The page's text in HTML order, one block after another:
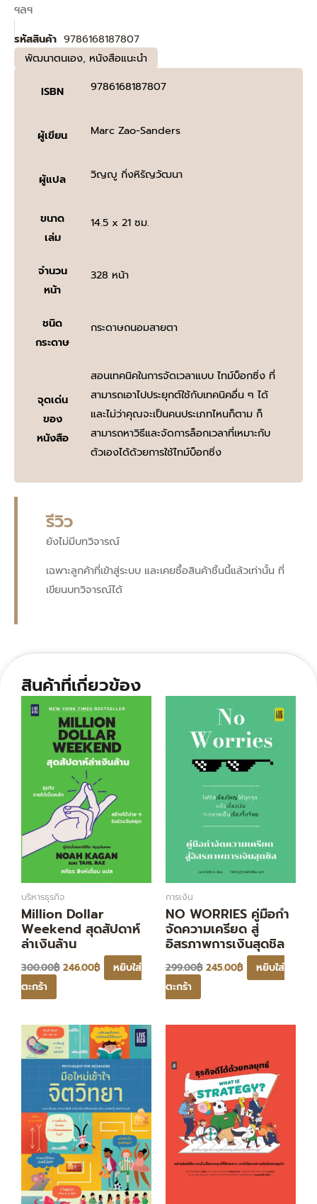
ฯลฯ
รหัสสินค้า 9786168187807
พัฒนาตนเอง, หนังสือแนะนำ
ISBN 9786168187807
ผู้เขียน Marc Zao-Sanders
ผู้แปล วิญญู กิ่งหิรัญวัฒนา
ขนาด
เล่ม
14.5 x 21 ซม.
จำนวน
หน้า
328 หน้า
ชนิด
กระดาษ
กระดาษถนอมสายตา
จุดเด่น
ของ
หนังสือ
สอนเทคนิคในการจัดเวลาแบบ ไทม์บ็อกซิ่ง ที่
สามารถเอาไปประยุกต์ใช้กับเทคนิคอื่น ๆ ได้
และไม่ว่าคุณจะเป็นคนประเภทไหนก็ตาม ก็
สามารถหาวิธีและจัดการล็อกเวลาที่เหมาะกับ
ตัวเองได้ด้วยการใช้ไทม์บ็อกซิ่ง
รีวิว
ยังไม่มีบทวิจารณ์
เฉพาะลูกค้าที่เข้าสู่ระบบ และเคยซื้อสินค้าชิ้นนี้แล้วเท่านั้น ที่
เขียนบทวิจารณ์ได้
สินค้าที่เกี่ยวข้อง
บริหารธุรกิจ
Million Dollar
Weekend สุดสัปดาห์
ล่าเงินล้าน
300.00฿
Original
price
was:
300.00฿.
246.00฿
Current
price
is:
246.00฿.
หยิบใส่
ตะกร้า
การเงิน
NO WORRIES คู่มือกํา
จัดความเครียด สู่
อิสรภาพการเงินสุดชิล
299.00฿
Original
price
was:
299.00฿.
245.00฿
Current
price
is:
245.00฿.
หยิบใส่
ตะกร้า
Original
price
was:
345.00฿.
Current
price
is:
283.00฿.
Original
365.00฿.
Current
299.00฿.